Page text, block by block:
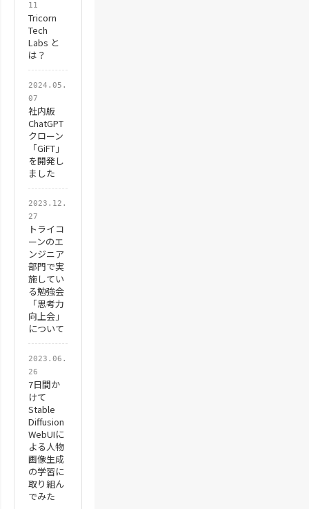
11
Tricorn
Tech
Labs と
は？
2024.05.
07
社内版
ChatGPT
クローン
「GiFT」
を開発し
ました
2023.12.
27
トライコ
ーンのエ
ンジニア
部門で実
施してい
る勉強会
「思考力
向上会」
について
2023.06.
26
7日間か
けて
Stable
Diffusion
WebUIに
よる人物
画像生成
の学習に
取り組ん
でみた